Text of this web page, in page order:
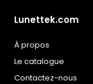
Lunettek.com
À propos
Le catalogue
Contactez-nous